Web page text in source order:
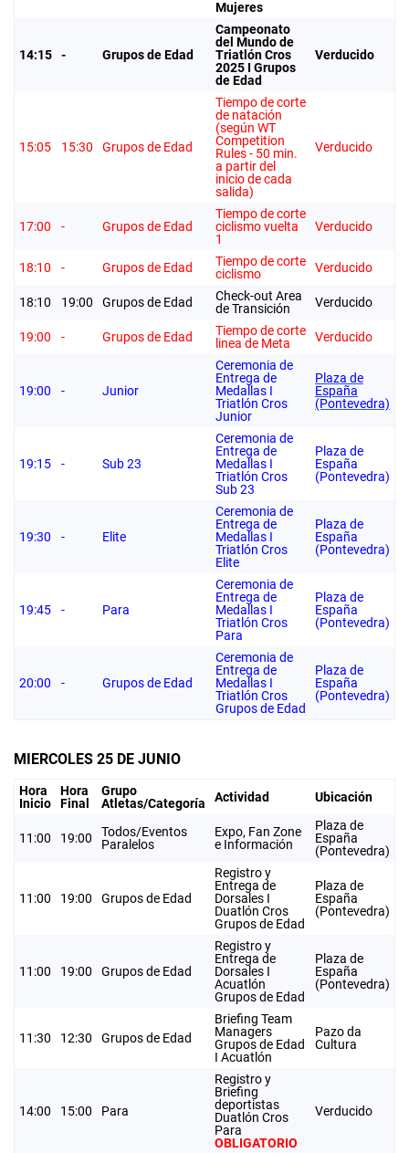
Mujeres
14:15 - Grupos de Edad
Campeonato
del Mundo de
Triatlón Cros
2025 I Grupos
de Edad
Verducido
15:05 15:30 Grupos de Edad
Tiempo de corte
de natación
(según WT
Competition
Rules - 50 min.
a partir del
inicio de cada
salida)
Verducido
17:00 - Grupos de Edad
Tiempo de corte
ciclismo vuelta
1
Verducido
18:10 - Grupos de Edad
Tiempo de corte
ciclismo
Verducido
18:10 19:00 Grupos de Edad
Check-out Area
de Transición
Verducido
19:00 - Grupos de Edad
Tiempo de corte
linea de Meta
Verducido
19:00 - Junior
Ceremonia de
Entrega de
Medallas I
Triatlón Cros
Junior
Plaza de
España
(Pontevedra)
19:15 - Sub 23
Ceremonia de
Entrega de
Medallas I
Triatlón Cros
Sub 23
Plaza de
España
(Pontevedra)
19:30 - Elite
Ceremonia de
Entrega de
Medallas I
Triatlón Cros
Elite
Plaza de
España
(Pontevedra)
19:45 - Para
Ceremonia de
Entrega de
Medallas I
Triatlón Cros
Para
Plaza de
España
(Pontevedra)
20:00 - Grupos de Edad
Ceremonia de
Entrega de
Medallas I
Triatlón Cros
Grupos de Edad
Plaza de
España
(Pontevedra)
MIERCOLES 25 DE JUNIO
Hora
Inicio
Hora
Final
Grupo
Atletas/Categoría
Actividad Ubicación
11:00 19:00
Todos/Eventos
Paralelos
Expo, Fan Zone
e Información
Plaza de
España
(Pontevedra)
11:00 19:00 Grupos de Edad
Registro y
Entrega de
Dorsales I
Duatlón Cros
Grupos de Edad
Plaza de
España
(Pontevedra)
11:00 19:00 Grupos de Edad
Registro y
Entrega de
Dorsales I
Acuatlón
Grupos de Edad
Plaza de
España
(Pontevedra)
11:30 12:30 Grupos de Edad
Briefing Team
Managers
Grupos de Edad
I Acuatlón
Pazo da
Cultura
14:00 15:00 Para
Registro y
Briefing
deportistas
Duatlón Cros
Para
OBLIGATORIO
Verducido